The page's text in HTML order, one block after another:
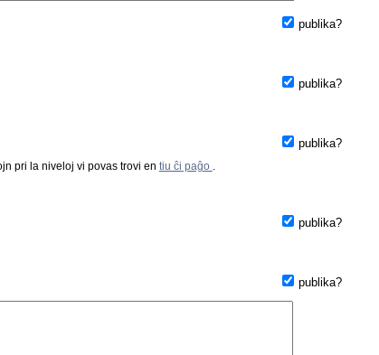
publika?
publika?
publika?
pri la niveloj vi povas trovi en tiu ĉi paĝo .
publika?
publika?